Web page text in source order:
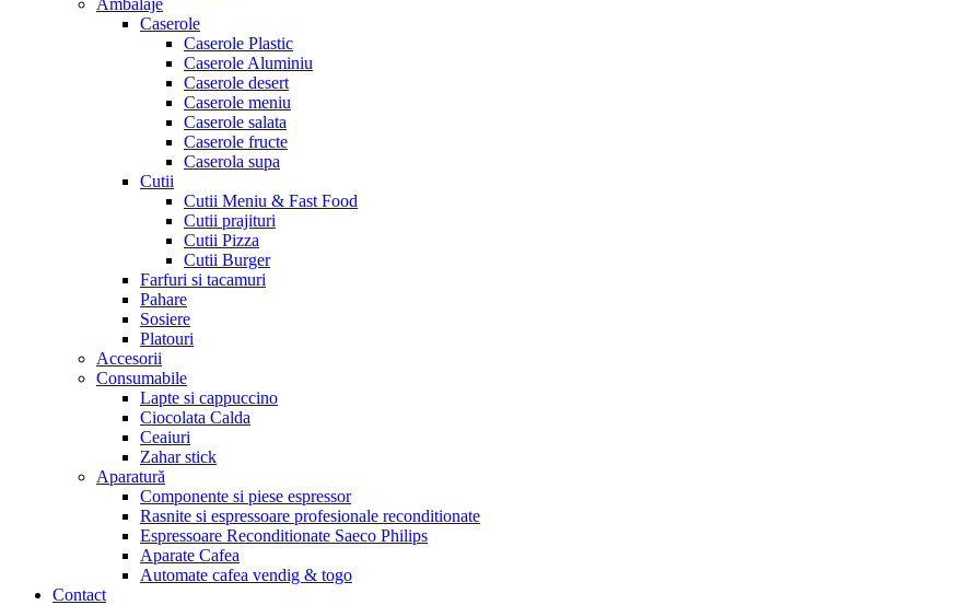
Ambalaje
Caserole
Caserole Plastic
Caserole Aluminiu
Caserole desert
Caserole meniu
Caserole salata
Caserole fructe
Caserola supa
Cutii
Cutii Meniu & Fast Food
Cutii prajituri
Cutii Pizza
Cutii Burger
Farfuri si tacamuri
Pahare
Sosiere
Platouri
Accesorii
Consumabile
Lapte si cappuccino
Ciocolata Calda
Ceaiuri
Zahar stick
Aparatură
Componente si piese espressor
Rasnite si espressoare profesionale reconditionate
Espressoare Reconditionate Saeco Philips
Aparate Cafea
Automate cafea vendig & togo
Contact